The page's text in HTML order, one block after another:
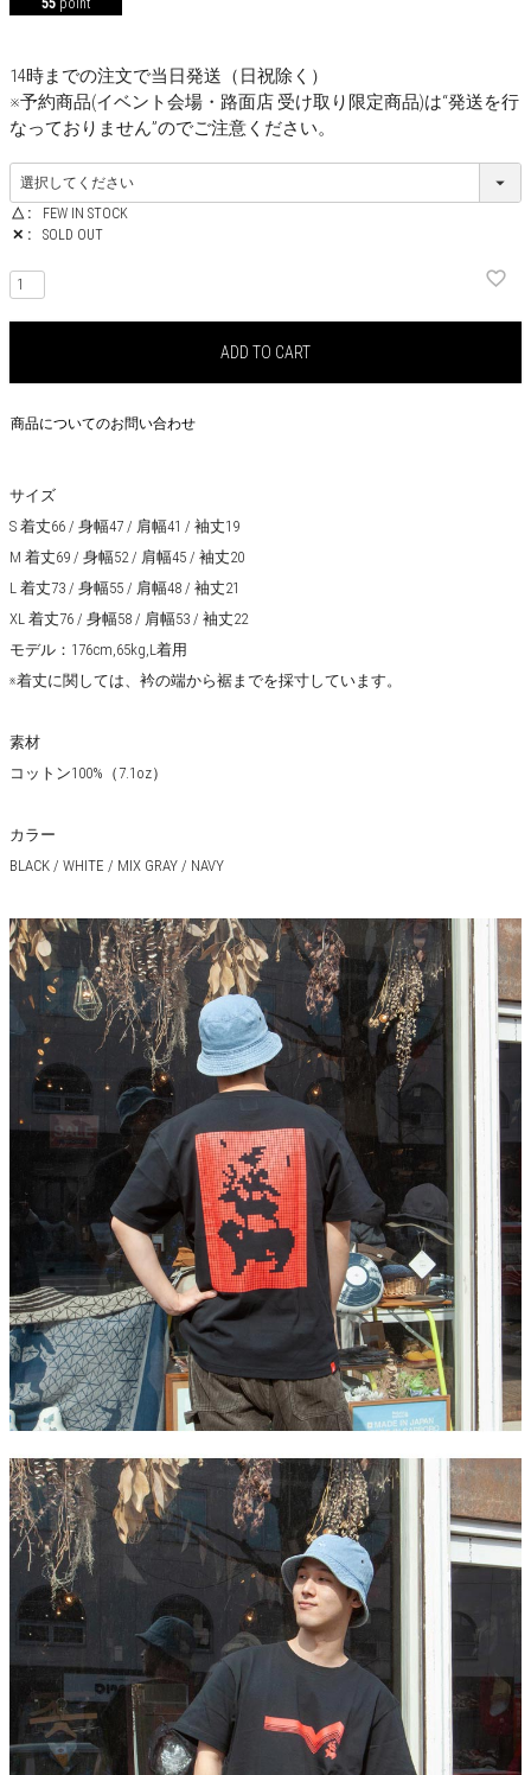
55 point
14時までの注文で当日発送（日祝除く）
※予約商品(イベント会場・路面店 受け取り限定商品)は“発送を行
なっておりません”のでご注意ください。
△
FEW IN STOCK
✕
SOLD OUT
ADD TO CART
商品についてのお問い合わせ
サイズ
S 着丈66 / 身幅47 / 肩幅41 / 袖丈19
M 着丈69 / 身幅52 / 肩幅45 / 袖丈20
L 着丈73 / 身幅55 / 肩幅48 / 袖丈21
XL 着丈76 / 身幅58 / 肩幅53 / 袖丈22
モデル：176cm,65kg,L着用
※着丈に関しては、衿の端から裾までを採寸しています。
素材
コットン100%（7.1oz）
カラー
BLACK / WHITE / MIX GRAY / NAVY